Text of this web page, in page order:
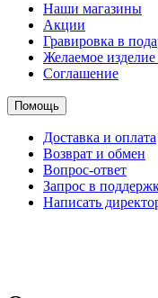
Наши магазины
Акции
Гравировка в
Желаемое изделие
Соглашение
Помощь
Доставка и оплата
Возврат и обмен
Вопрос-ответ
Запрос в
Написать